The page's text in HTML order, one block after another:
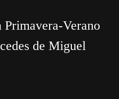
Primavera-Verano
de Miguel